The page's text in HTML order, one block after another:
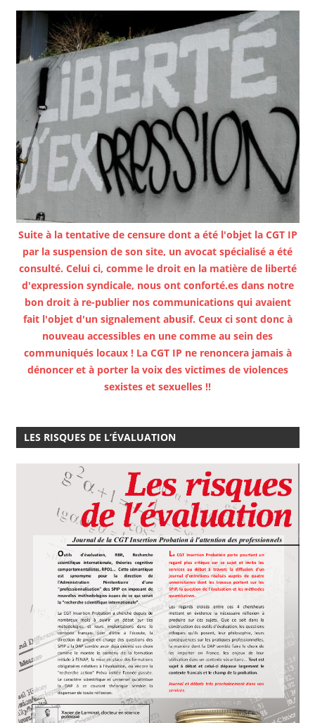
Suite à la tentative de censure dont a été l'objet la CGT IP
par la suspension de son site, un avocat spécialisé a été
consulté. Celui ci, comme le droit en la matière de liberté
d'expression syndicale, nous ont conforté.es dans notre
bon droit à re-publier nos communications qui avaient
fait l'objet d'un signalement abusif. Ceux ci sont donc à
nouveau accessibles en une comme au sein des
communiqués locaux ! La CGT IP ne renoncera jamais à
dénoncer et à porter la voix des victimes de violences
sexistes et sexuelles !!
LES RISQUES DE L’ÉVALUATION